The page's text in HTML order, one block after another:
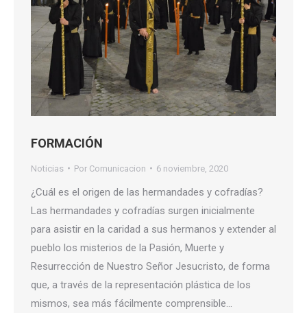
FORMACIÓN
Noticias Por Comunicacion 6 noviembre, 2020
¿Cuál es el origen de las hermandades y cofradías?
Las hermandades y cofradías surgen inicialmente
para asistir en la caridad a sus hermanos y extender al
pueblo los misterios de la Pasión, Muerte y
Resurrección de Nuestro Señor Jesucristo, de forma
que, a través de la representación plástica de los
mismos, sea más fácilmente comprensible…